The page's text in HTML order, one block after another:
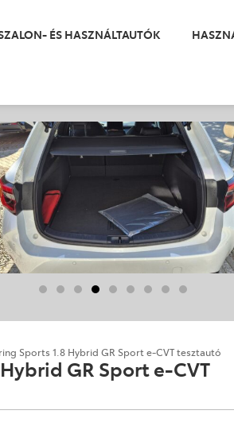
ÉS HASZNÁLTAUTÓK
Sports 1.8 Hybrid GR Sport e-CVT tesztautó
GR Sport e-CVT